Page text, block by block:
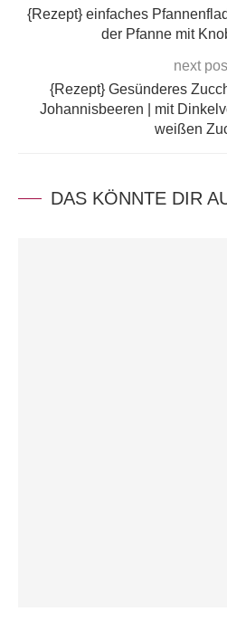
{Rezept} einfaches
der Pfanne mit
next
{Rezept} Gesünderes
Johannisbeeren | mit
weißen
DAS KÖNNTE DIR